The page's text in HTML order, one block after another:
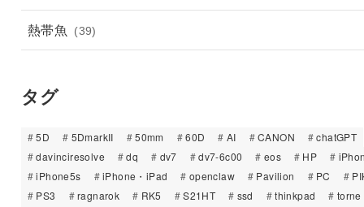
熱帯魚 (39)
タグ
5D 5DmarkII 50mm 60D AI CANON
chatGPT
davinciresolve
dq dv7 dv7-6c00 eos HP
iPhone5s
iPhone・iPad openclaw Pavilion PC
PS3
ragnarok RK5 S21HT ssd thinkpad
torne